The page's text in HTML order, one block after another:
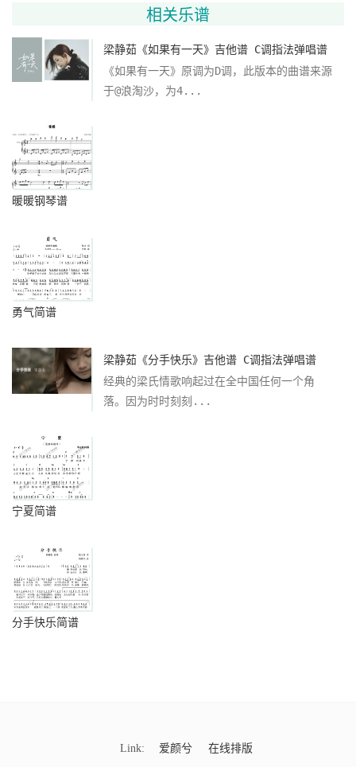
相关乐谱
梁静茹《如果有一天》吉他谱 C调指法弹唱谱
《如果有一天》原调为D调，此版本的曲谱来源
于@浪淘沙，为4...
暖暖钢琴谱
勇气简谱
梁静茹《分手快乐》吉他谱 C调指法弹唱谱
经典的梁氏情歌响起过在全中国任何一个角
落。因为时时刻刻...
宁夏简谱
分手快乐简谱
Link: 爱颜兮 在线排版